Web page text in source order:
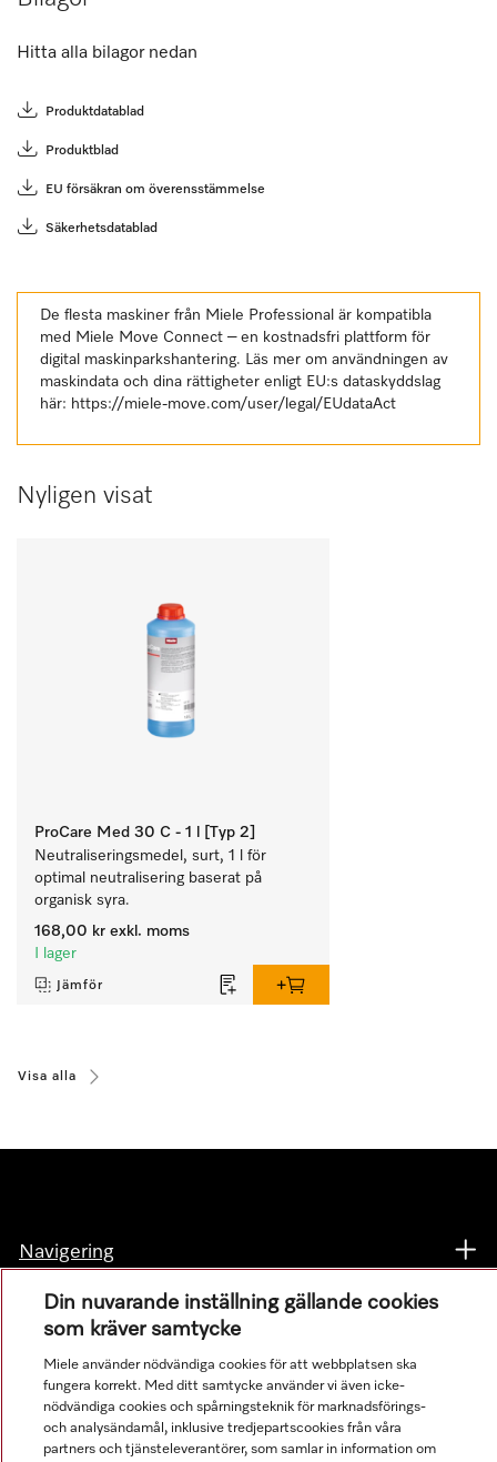
Hitta alla bilagor nedan
Produktdatablad
Produktblad
EU försäkran om överensstämmelse
Säkerhetsdatablad
De flesta maskiner från Miele Professional är kompatibla
med Miele Move Connect – en kostnadsfri plattform för
digital maskinparkshantering. Läs mer om användningen av
maskindata och dina rättigheter enligt EU:s dataskyddslag
här: https://miele-move.com/user/legal/EUdataAct
Nyligen visat
ProCare Med 30 C - 1 l [Typ 2]
Neutraliseringsmedel, surt, 1 l för
optimal neutralisering baserat på
organisk syra.
168,00 kr exkl. moms
I lager
Jämför
Visa alla
Navigering
Din nuvarande inställning gällande cookies
som kräver samtycke
Miele använder nödvändiga cookies för att webbplatsen ska
fungera korrekt. Med ditt samtycke använder vi även icke-
nödvändiga cookies och spårningsteknik för marknadsförings-
och analysändamål, inklusive tredjepartscookies från våra
partners och tjänsteleverantörer, som samlar in information om